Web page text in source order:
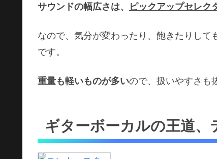
サウンドの幅広さは、 ピックアップセレク
なので、気分が変わったり、飽きたりし
です。
重量も軽いものが多いので、扱いやすさも
ギターボーカルの王道